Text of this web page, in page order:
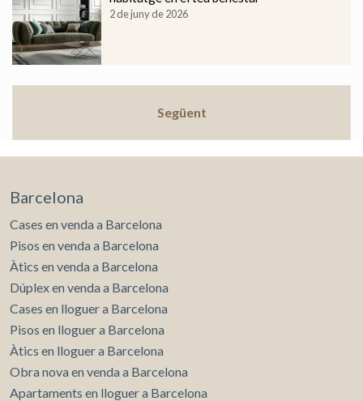
2 de juny de 2026
Següent
Barcelona
Cases en venda a Barcelona
Pisos en venda a Barcelona
Àtics en venda a Barcelona
Dúplex en venda a Barcelona
Cases en lloguer a Barcelona
Pisos en lloguer a Barcelona
Àtics en lloguer a Barcelona
Obra nova en venda a Barcelona
Apartaments en lloguer a Barcelona